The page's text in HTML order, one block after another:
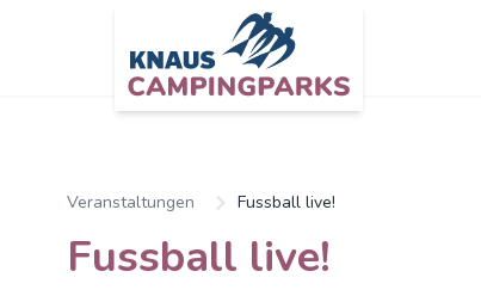
Veranstaltungen Fussball live!
Fussball live!